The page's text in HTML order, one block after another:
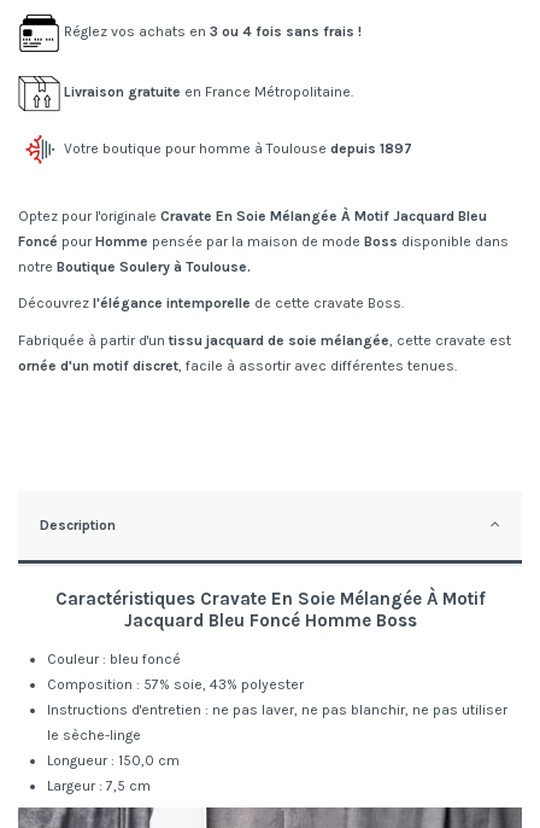
Réglez vos achats en 3 ou 4 fois sans frais !
Livraison gratuite en France Métropolitaine.
Votre boutique pour homme à Toulouse depuis 1897
Optez pour l'originale Cravate En Soie Mélangée À Motif Jacquard Bleu
Foncé pourHomme pensée par la maison de mode Boss disponible dans
notre Boutique Soulery à Toulouse.
Découvrez l'élégance intemporelle de cette cravate Boss.
Fabriquée à partir d'un tissu jacquard de soie mélangée, cette cravate est
ornée d'un motif discret, facile à assortir avec différentes tenues.
Description
Caractéristiques Cravate En Soie Mélangée À Motif
Jacquard Bleu FoncéHomme Boss
Couleur : bleu foncé
Composition : 57% soie, 43% polyester
Instructions d'entretien : ne pas laver, ne pas blanchir, ne pas utiliser
le sèche-linge
Longueur : 150,0 cm
Largeur : 7,5 cm